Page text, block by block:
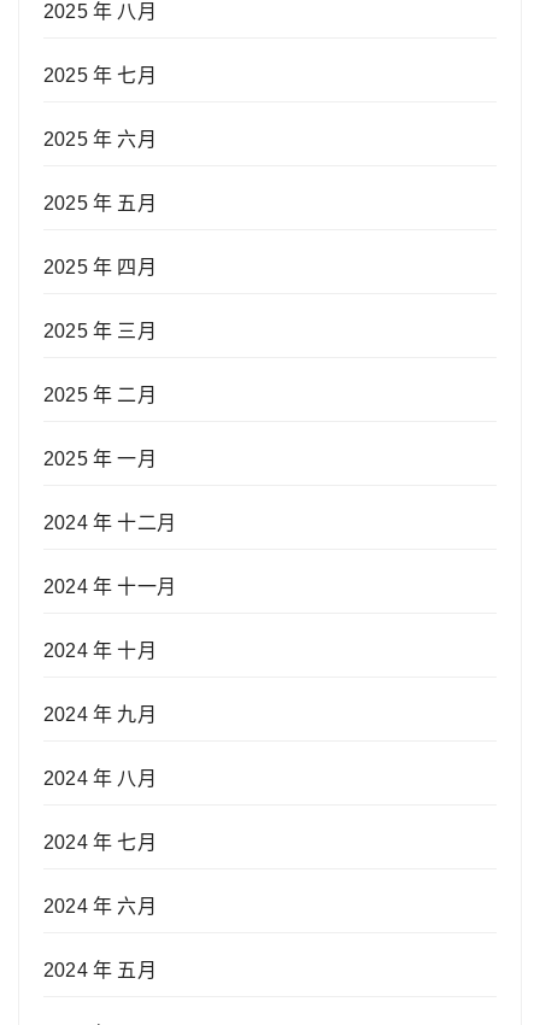
2025 年 八月
2025 年 七月
2025 年 六月
2025 年 五月
2025 年 四月
2025 年 三月
2025 年 二月
2025 年 一月
2024 年 十二月
2024 年 十一月
2024 年 十月
2024 年 九月
2024 年 八月
2024 年 七月
2024 年 六月
2024 年 五月